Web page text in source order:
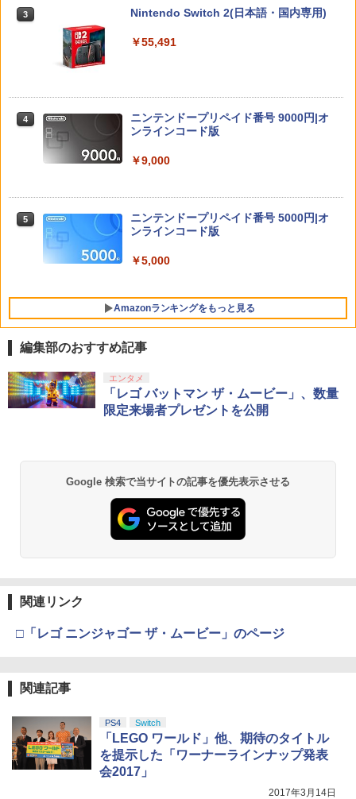
3
【お買い物マラソン期間限定♪最大30％O
ードケース FancyCase-G05 Nintendo
クセサリーポーチ
￥2,653
大容量 Switch2/Switch通常モデル/Swit
ch lite/Switch 有機ELモテルに対応 収納
バッグ 防水 防塵 耐衝撃 持ち運び便利 ポ
ーチ スタンド/コントローラー/カード/ド
5
￥3,878
プレイステーション5ソフト／アクショ
ン・ゲーム
がんばれゴエモン大集合！ PS5版
￥4,890
3タペストリー+アクリルキーホルダー) [
松井優征 ]
￥7,150
特典】逃げ上手の若君 7 (完全生産限定
版)【Blu-ray】(描き下ろしイラスト(時
ーホルダー+和紙風ステッカーシート) [
￥7,150
【楽天ブックス限定全巻購入特典】逃げ
A3タペストリー+アクリルキーホルダー)
[ 松井優征 ]
￥7,150
3 Nintendo Switch 2(日本語・国内専用)
￥55,491
4
ニンテンドープリペイド番号 9000円|オ
ンラインコード版
￥9,000
5
ニンテンドープリペイド番号 5000円|オ
ンラインコード版
￥5,000
Amazonランキングをもっと見る
1
PlayStation 5 デジタル・エディション
日本語専用 Console Language: Japan
ese only (CFI-2200B01)
プロダクトコード 封入
3
トローラー ミッドナイト ブラック(CFI-
ZCT2J01)
￥10,737
1
【純正品】Xbox ワイヤレス コントロー
ラー + USB-C® ケーブル
【純正品】Xbox ワイヤレス コントロー
￥7,681
4
￥2,618
【国内正規品】Thrustmaster スラスト
1
劇場版「鬼滅の刃」無限城編 第一章 猗
窩座再来 通常版 [Blu-ray]
劇場版「鬼滅の刃」無限城編 第一章 猗
窩座再来 通常版 [DVD]
￥3,523
3
ナル三方背収納ケース付きコレクション)
(オリジナル特典:オリジナル巾着＋メー
4
劇場版「鬼滅の刃」無限城編 第一章 猗
編集部のおすすめ記事
エンタメ
「レゴ バットマン ザ・ムービー」、数量
限定来場者プレゼントを公開
Google 検索で当サイトの記事を優先表示させる
関連リンク
□「レゴ ニンジャゴー ザ・ムービー」のページ
関連記事
PS4 Switch
「LEGO ワールド」他、期待のタイトル
を提示した「ワーナーラインナップ発表
会2017」
2017年3月14日